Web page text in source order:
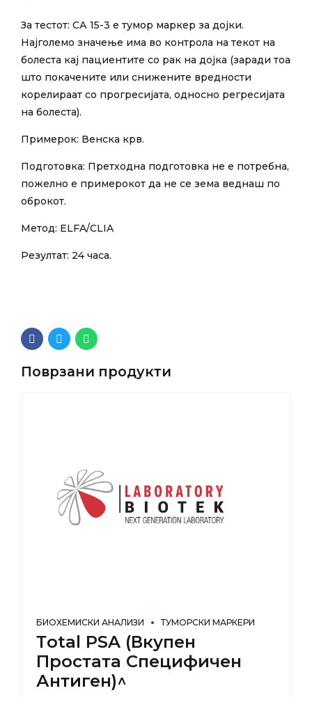
За тестот: СА 15-3 е тумор маркер за дојки.
Најголемо значење има во контрола на текот на
болеста кај пациентите со рак на дојка (заради тоа
што покачените или снижените вредности
корелираат со прогресијата, односно регресијата
на болеста).
Примерок: Венска крв.
Подготовка: Претходна подготовка не е потребна,
пожелно е примерокот да не се зема веднаш по
оброкот.
Метод: ELFA/CLIA
Резултат: 24 часа.
Поврзани продукти
БИОХЕМИСКИ АНАЛИЗИ ТУМОРСКИ МАРКЕРИ
Тotal PSA (Вкупен
Простата Специфичен
Антиген)^